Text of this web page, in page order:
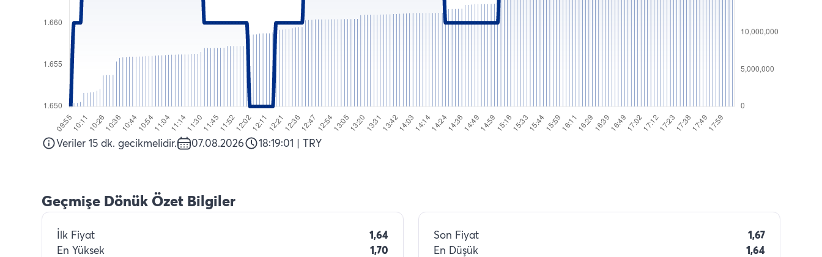
Veriler 15 dk. gecikmelidir. 07.08.2026 18:19:01 | TRY
Geçmişe Dönük Özet Bilgiler
İlk Fiyat
1,64
En Yüksek
1,70
Son Fiyat
1,67
En Düşük
1,64